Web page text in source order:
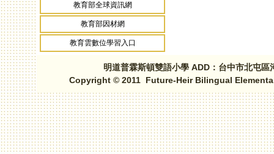
教育部全球資訊網
教育部因材網
教育雲數位學習入口
明道普霖斯頓雙語小學 ADD：台中市北屯
Copyright © 2011 Future-Heir Bilingual